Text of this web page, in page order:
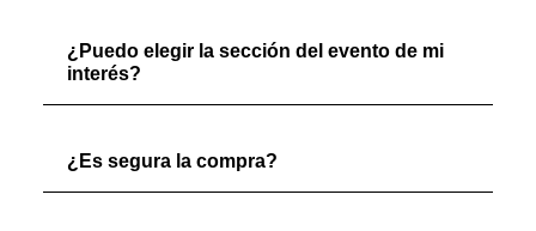
¿Puedo elegir la sección del evento de mi
interés?
¿Es segura la compra?